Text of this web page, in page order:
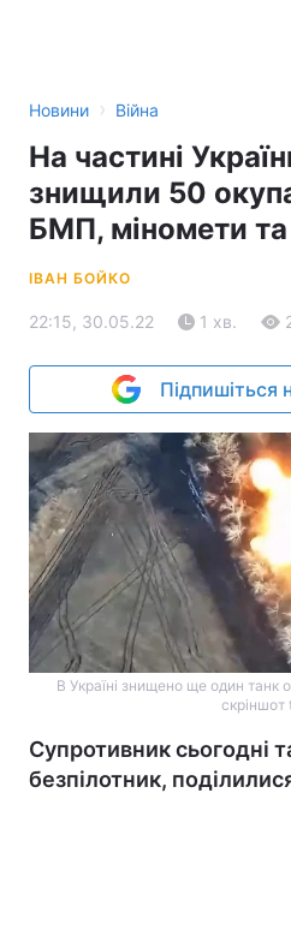
Новини › Війна
На частині
знищили 50
БМП, міномети
ІВАН БОЙКО
22:15, 30.05.22 1 хв.
Підпишіться
В Україні знищено ще один танк
скріншот
Супротивник сьогодні
безпілотник,